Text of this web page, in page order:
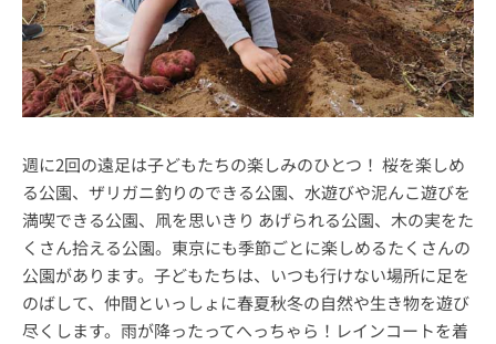
週に2回の遠足は子どもたちの楽しみのひとつ！ 桜を楽しめ
る公園、ザリガニ釣りのできる公園、水遊びや泥んこ遊びを
満喫できる公園、凧を思いきり あげられる公園、木の実をた
くさん拾える公園。東京にも季節ごとに楽しめるたくさんの
公園があります。子どもたちは、いつも行けない場所に足を
のばして、仲間といっしょに春夏秋冬の自然や生き物を遊び
尽くします。雨が降ったってへっちゃら！レインコートを着